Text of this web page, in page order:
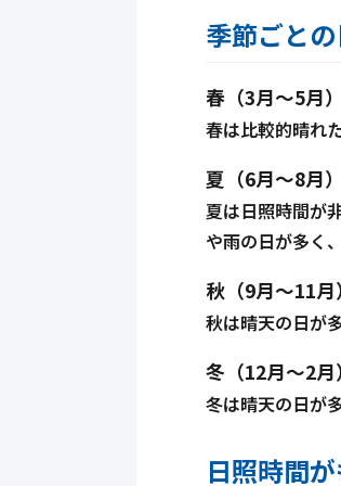
季節ごと
春（3月～5月）
春は比較的晴れ
夏（6月～8月）
夏は日照時間が
や雨の日が多く
秋（9月～11月）
秋は晴天の日が
冬（12月～2月）
冬は晴天の日が
日照時間